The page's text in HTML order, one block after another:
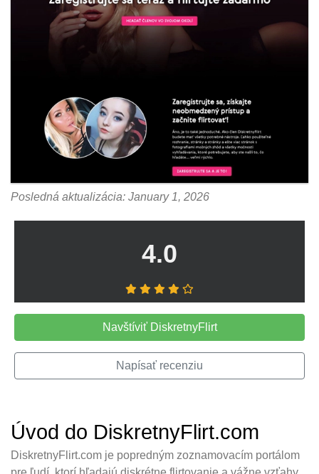
Posledná aktualizácia: January 1, 2026
4.0
Navštíviť DiskretnyFlirt
Napísať recenziu
Úvod do DiskretnyFlirt.com
DiskretnyFlirt.com je popredným zoznamovacím portálom